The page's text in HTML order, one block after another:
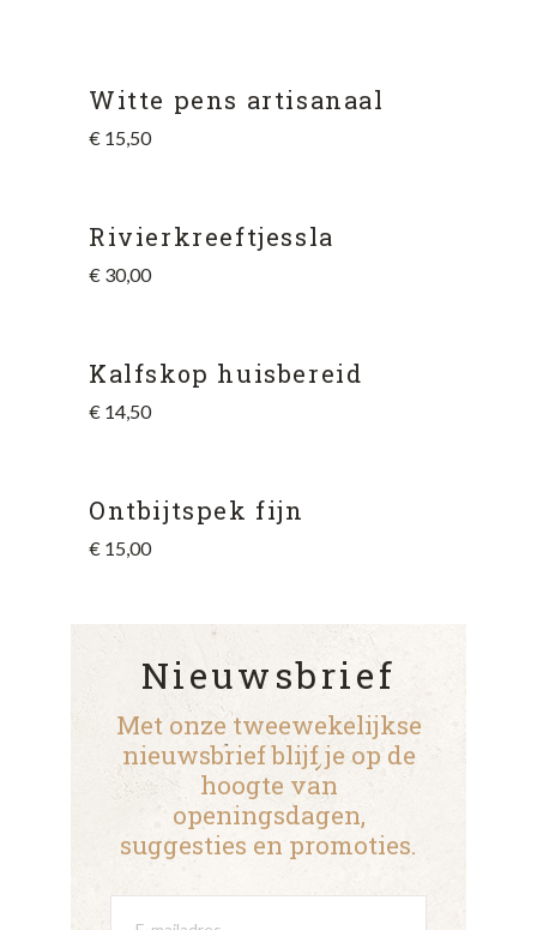
Witte pens artisanaal
€ 15,50
Rivierkreeftjessla
€ 30,00
Kalfskop huisbereid
€ 14,50
Ontbijtspek fijn
€ 15,00
Nieuwsbrief
Met onze tweewekelijkse
nieuwsbrief blijf je op de
hoogte van
openingsdagen,
suggesties en promoties.